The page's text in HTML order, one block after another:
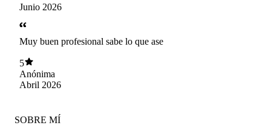
Junio 2026
Muy buen profesional sabe lo que ase
5
Anónima
Abril 2026
SOBRE MÍ